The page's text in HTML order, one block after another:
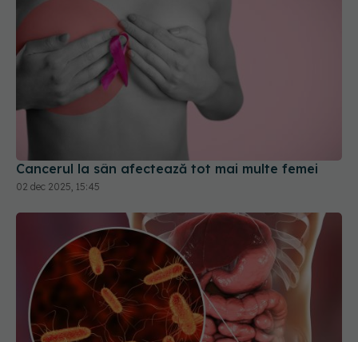
Cancerul la sân afectează tot mai multe femei
02 dec 2025, 15:45
Virusul care crește riscul de cancer colorectal